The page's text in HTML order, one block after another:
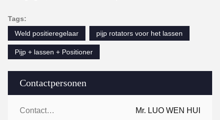
Contactpersonen
Contactpersonen: Mr. LUO WEN HUI
Tags:
Weld positieregelaar
pijp rotators voor het lassen
Pijp + lassen + Positioner